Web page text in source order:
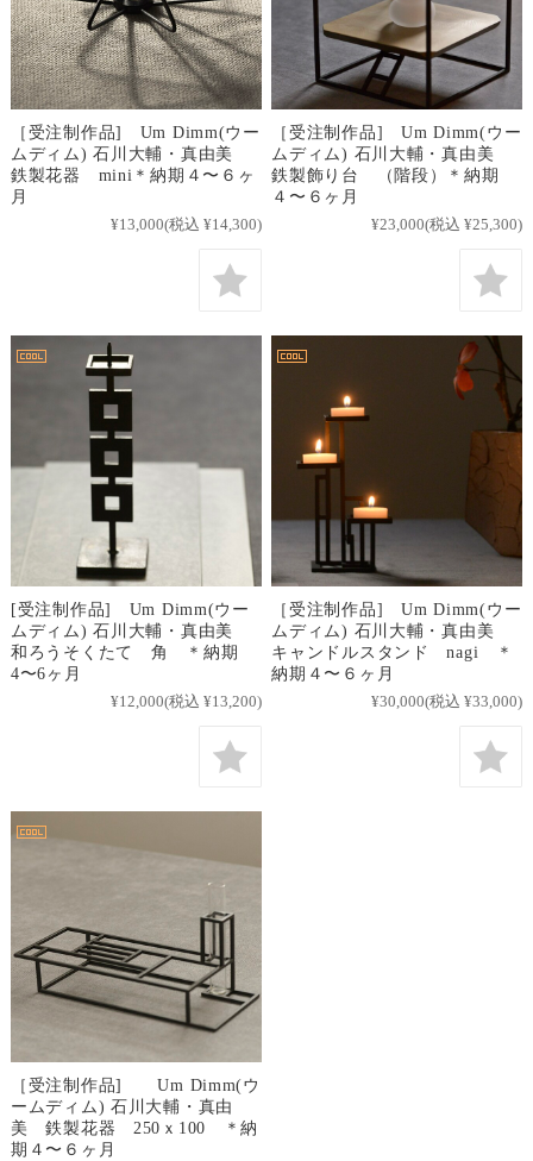
［受注制作品] Um Dimm(ウー
ムディム) 石川大輔・真由美
鉄製花器 mini＊納期４〜６ヶ
月
¥13,000(税込 ¥14,300)
［受注制作品] Um Dimm(ウー
ムディム) 石川大輔・真由美
鉄製飾り台 （階段）＊納期
４〜６ヶ月
¥23,000(税込 ¥25,300)
[受注制作品] Um Dimm(ウー
ムディム) 石川大輔・真由美
和ろうそくたて 角 ＊納期
4〜6ヶ月
¥12,000(税込 ¥13,200)
［受注制作品] Um Dimm(ウー
ムディム) 石川大輔・真由美
キャンドルスタンド nagi ＊
納期４〜６ヶ月
¥30,000(税込 ¥33,000)
［受注制作品] Um Dimm(ウ
ームディム) 石川大輔・真由
美 鉄製花器 250ｘ100 ＊納
期４〜６ヶ月